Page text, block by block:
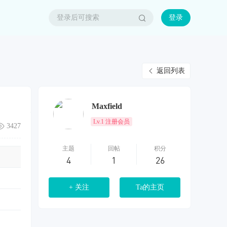
登录
返回列表
3427
Maxfield
Lv.1 注册会员
主题
4
回帖
1
积分
26
+ 关注 Ta的主页